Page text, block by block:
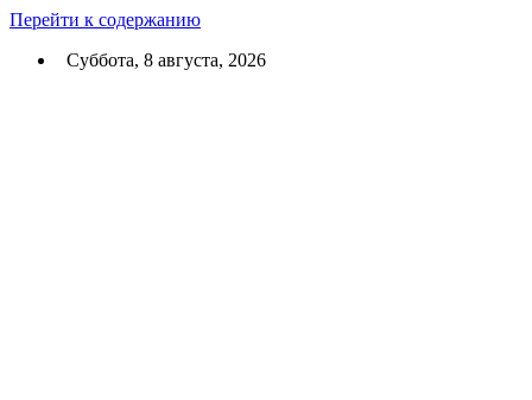
Перейти к содержанию
Суббота, 8 августа, 2026